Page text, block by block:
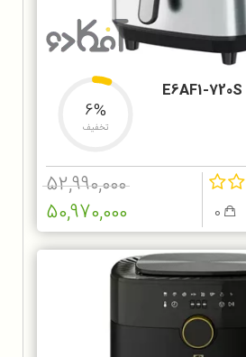
6%
تخفیف
52,990,000
50,970,000